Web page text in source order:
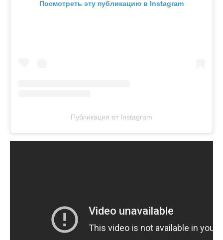
Посмотреть эту публикацию в Instagram
Публикация от Instagram